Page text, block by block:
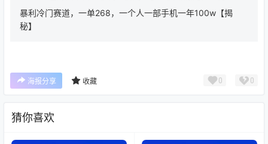
暴利冷门赛道，一单268，一个人一部手机一年100w【揭
秘】
海报分享 收藏 0 0
猜你喜欢